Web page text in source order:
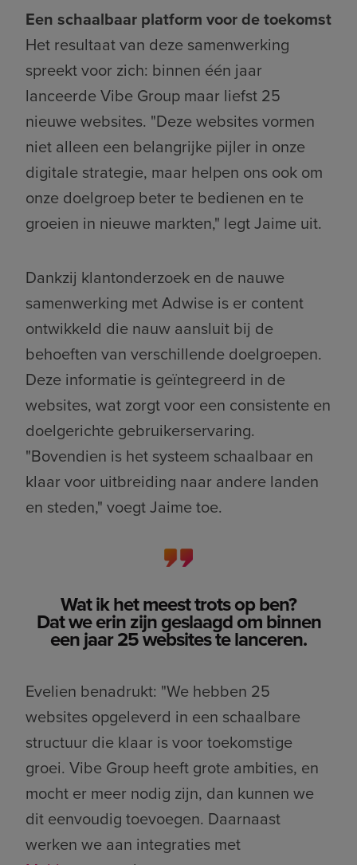
Een schaalbaar platform voor de toekomst
Het resultaat van deze samenwerking
spreekt voor zich: binnen één jaar
lanceerde Vibe Group maar liefst 25
nieuwe websites. "Deze websites vormen
niet alleen een belangrijke pijler in onze
digitale strategie, maar helpen ons ook om
onze doelgroep beter te bedienen en te
groeien in nieuwe markten," legt Jaime uit.
Dankzij klantonderzoek en de nauwe
samenwerking met Adwise is er content
ontwikkeld die nauw aansluit bij de
behoeften van verschillende doelgroepen.
Deze informatie is geïntegreerd in de
websites, wat zorgt voor een consistente en
doelgerichte gebruikerservaring.
"Bovendien is het systeem schaalbaar en
klaar voor uitbreiding naar andere landen
en steden," voegt Jaime toe.
Wat ik het meest trots op ben?
Dat we erin zijn geslaagd om binnen
een jaar 25 websites te lanceren.
Evelien benadrukt: "We hebben 25
websites opgeleverd in een schaalbare
structuur die klaar is voor toekomstige
groei. Vibe Group heeft grote ambities, en
mocht er meer nodig zijn, dan kunnen we
dit eenvoudig toevoegen. Daarnaast
werken we aan integraties met